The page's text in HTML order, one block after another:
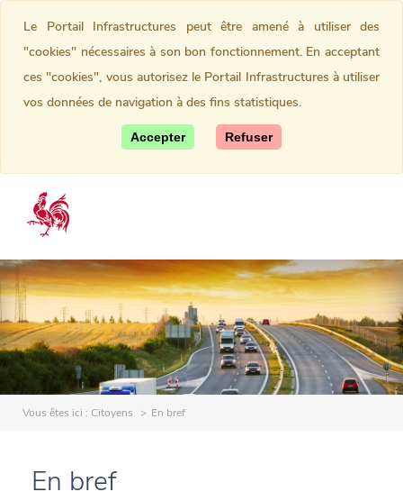
Vous êtes ici : Citoyens En bref
En bref
Le Portail Infrastructures peut être amené à utiliser des
"cookies" nécessaires à son bon fonctionnement. En acceptant
ces "cookies", vous autorisez le Portail Infrastructures à utiliser
vos données de navigation à des fins statistiques.
Accepter Refuser